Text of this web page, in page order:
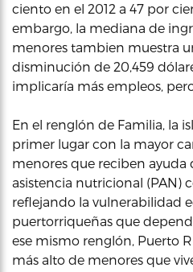
ciento en el 2012 a 47 por
embargo, la mediana de
menores tambien muestra
disminución de 20,459
implicaría más empleos,
En el renglón de Familia, la
primer lugar con la mayor
menores que reciben ayuda
asistencia nutricional (PAN)
reflejando la vulnerabilidad
puertorriqueñas que
ese mismo renglón, Puerto
más alto de menores que